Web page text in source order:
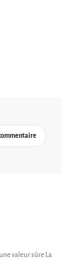
valeur sûre La